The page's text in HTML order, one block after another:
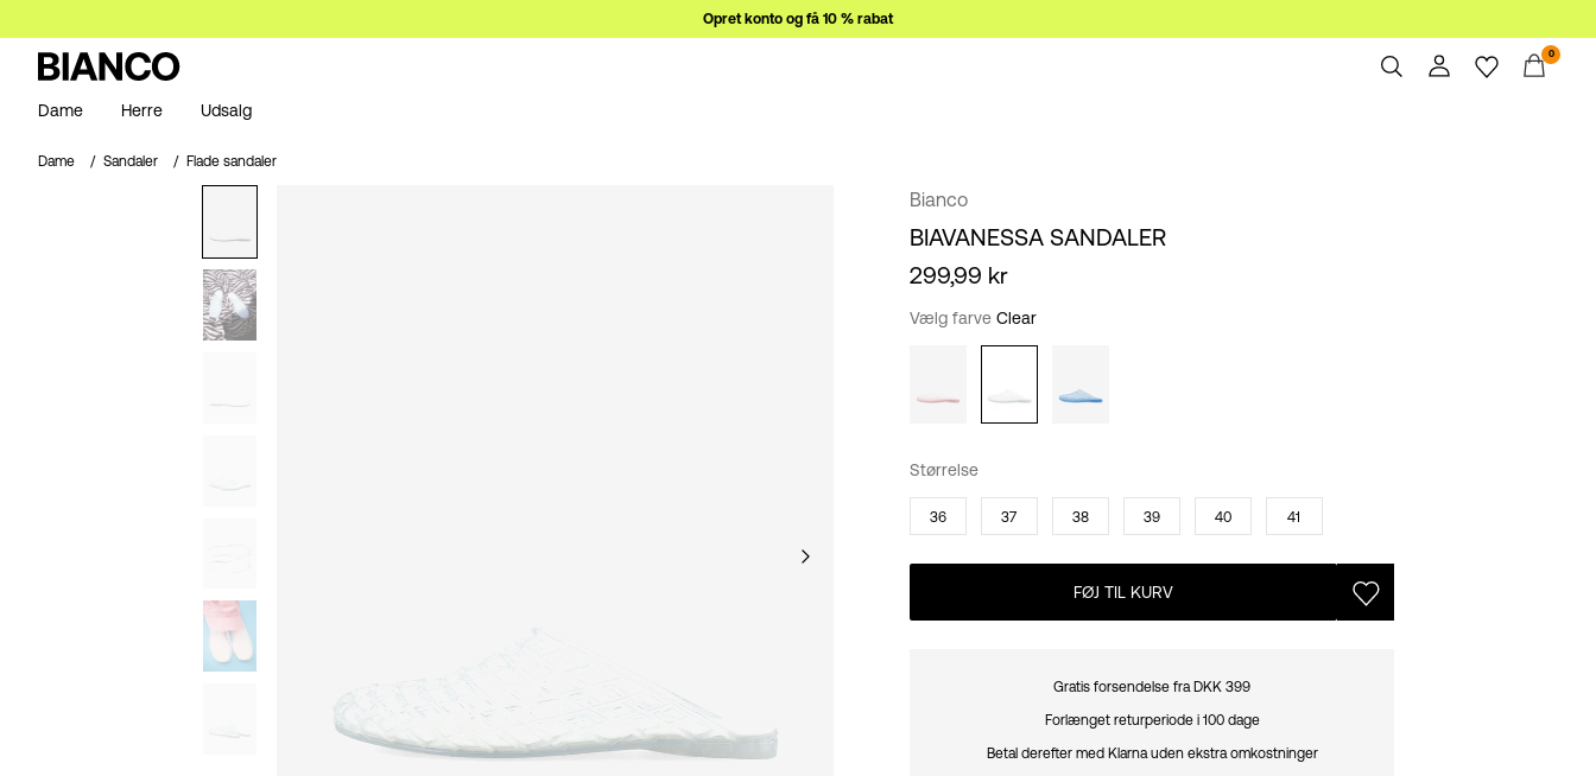
Opret konto og få 10 % rabat
0
Dame Herre Udsalg
Dame Sandaler Flade sandaler
Bianco
BIAVANESSA SANDALER
299,99 kr
Vælg farve Clear
Størrelse
36 37 38 39 40 41
FØJ TIL KURV
Gratis forsendelse fra DKK 399
Forlænget returperiode i 100 dage
Betal derefter med Klarna uden ekstra omkostninger